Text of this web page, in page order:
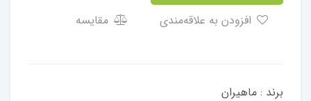
مقایسه
برند : ماهیران